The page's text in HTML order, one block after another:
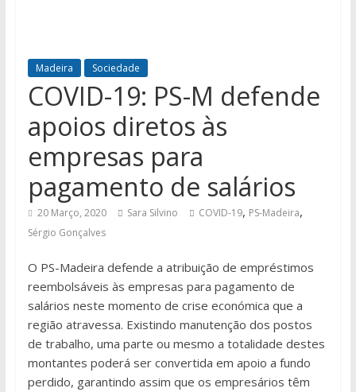
Madeira Sociedade
COVID-19: PS-M defende
apoios diretos às
empresas para
pagamento de salários
20 Março, 2020 Sara Silvino COVID-19, PS-Madeira,
Sérgio Gonçalves
O PS-Madeira defende a atribuição de empréstimos
reembolsáveis às empresas para pagamento de
salários neste momento de crise económica que a
região atravessa. Existindo manutenção dos postos
de trabalho, uma parte ou mesmo a totalidade destes
montantes poderá ser convertida em apoio a fundo
perdido, garantindo assim que os empresários têm